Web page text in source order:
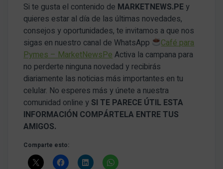
Si te gusta el contenido de MARKETNEWS.PE y
quieres estar al día de las últimas novedades,
consejos y oportunidades, te invitamos a que nos
sigas en nuestro canal de WhatsApp
Café para
Pymes – MarketNewsPe Activa la campana para
no perderte ninguna novedad y recibirás
diariamente las noticias más importantes en tu
celular. No esperes más y únete a nuestra
comunidad online y SI TE PARECE ÚTIL ESTA
INFORMACIÓN COMPÁRTELA ENTRE TUS
AMIGOS.
Comparte esto: